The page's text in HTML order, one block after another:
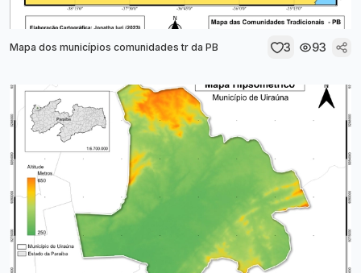
Mapa dos municípios comunidades tr da PB 3 93